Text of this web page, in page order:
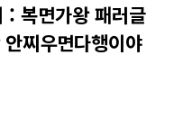
: 복면가왕 패러글
찌우면다행이야